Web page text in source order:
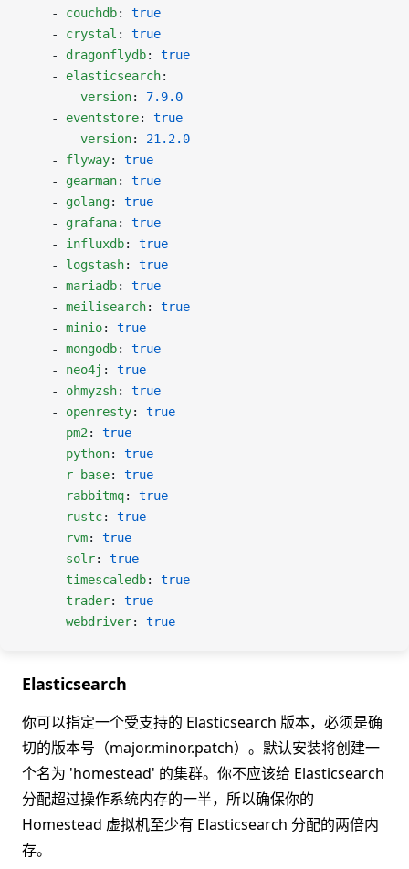
    -
couchdb: true
    -
crystal : true
    -
dragonflydb: true
    -
elasticsearch:
        version
: 7.9.0
    -
eventstore: true
        version
: 21.2.0
    -
flyway: true
    -
gearman: true
    -
golang: true
    -
grafana: true
    -
influxdb: true
    -
logstash: true
    -
mariadb: true
    -
meilisearch: true
    -
minio: true
    -
mongodb: true
    -
neo4j : true
    -
ohmyzsh: true
    -
openresty: true
    -
pm2 : true
    -
python: true
    -
r-base: true
    -
rabbitmq: true
    -
rustc: true
    -
rvm: true
    -
solr: true
    -
timescaledb: true
    -
trader: true
    -
webdriver: true
Elasticsearch
你可以指定一个受支持的 Elasticsearch 版本，必须是确
切的版本号（major.minor.patch）。默认安装将创建一
个名为 'homestead' 的集群。你不应该给 Elasticsearch
分配超过操作系统内存的一半，所以确保你的
Homestead 虚拟机至少有 Elasticsearch 分配的两倍内
存。